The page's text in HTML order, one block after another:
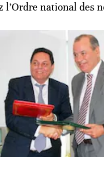
l’Ordre national des